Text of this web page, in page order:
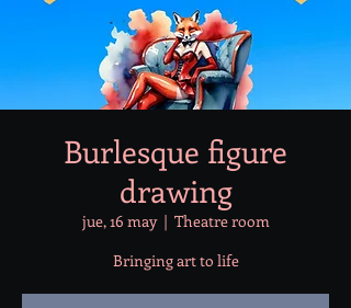
Burlesque figure
drawing
jue, 16 may
  |
Theatre room
Bringing art to life